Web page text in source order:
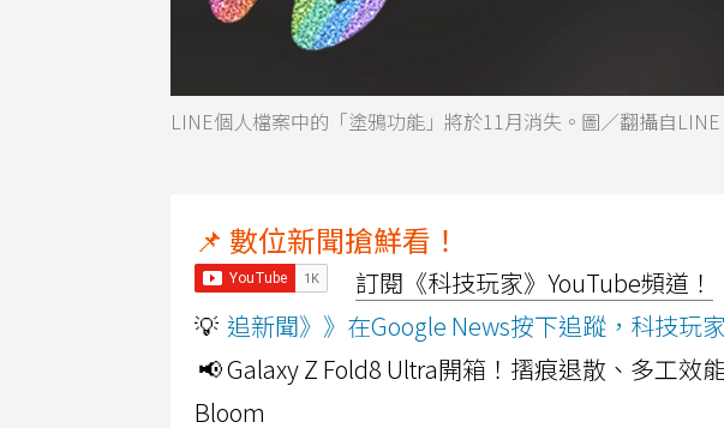
LINE個人檔案中的「塗鴉功能」將於11月消失。圖／翻攝自LINE
📌 數位新聞搶鮮看！
訂閱《科技玩家》YouTube頻道！
💡 追新聞》》在Google News按下追蹤，科技玩
📢 Galaxy Z Fold8 Ultra開箱！摺痕退散、多工效
Bloom